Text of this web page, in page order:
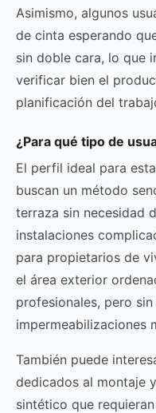
Asimismo, algunos
de cinta esperando
sin doble cara, lo que
verificar bien el
planificación del
¿Para qué tipo de
El perfil ideal para
buscan un método
terraza sin necesidad
instalaciones
para propietarios de
el área exterior
profesionales, pero
impermeabilizaciones
También puede
dedicados al montaje
sintético que